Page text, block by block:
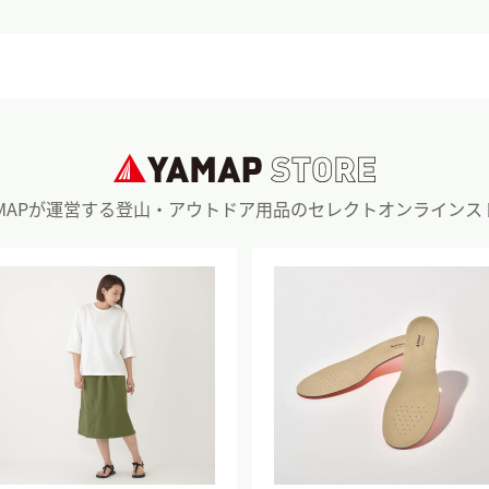
が運営する登山・アウトドア用品のセレクトオンラインス